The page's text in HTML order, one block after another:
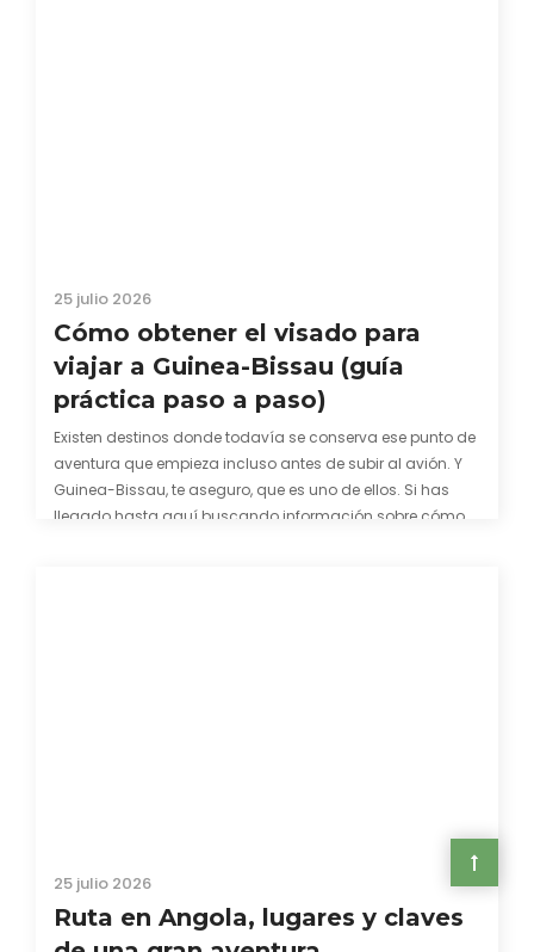
25 julio 2026
Cómo obtener el visado para
viajar a Guinea-Bissau (guía
práctica paso a paso)
Existen destinos donde todavía se conserva ese punto de
aventura que empieza incluso antes de subir al avión. Y
Guinea-Bissau, te aseguro, que es uno de ellos. Si has
llegado hasta aquí buscando información sobre cómo
25 julio 2026
Ruta en Angola, lugares y claves